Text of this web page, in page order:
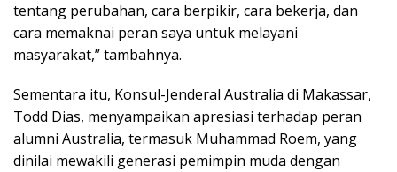
tentang perubahan, cara berpikir, cara bekerja, dan
cara memaknai peran saya untuk melayani
masyarakat,” tambahnya.
Sementara itu, Konsul-Jenderal Australia di Makassar,
Todd Dias, menyampaikan apresiasi terhadap peran
alumni Australia, termasuk Muhammad Roem, yang
dinilai mewakili generasi pemimpin muda dengan